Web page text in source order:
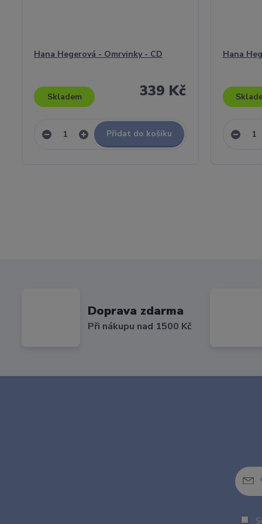
Hana Hegerová - Omrvinky - CD
339 Kč
Skladem
Přidat do košíku
Hana
Doprava zdarma
Při nákupu nad 1500 Kč